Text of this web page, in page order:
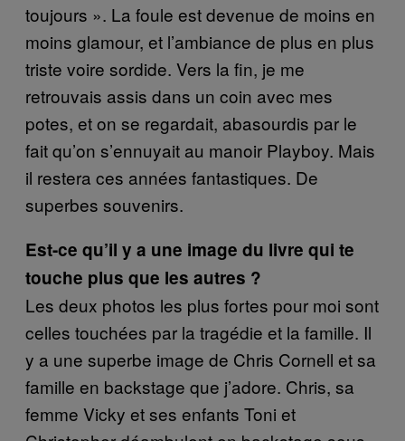
toujours ». La foule est devenue de moins en
moins glamour, et l’ambiance de plus en plus
triste voire sordide. Vers la fin, je me
retrouvais assis dans un coin avec mes
potes, et on se regardait, abasourdis par le
fait qu’on s’ennuyait au manoir Playboy. Mais
il restera ces années fantastiques. De
superbes souvenirs.
Est-ce qu’il y a une image du livre qui te
touche plus que les autres ?
Les deux photos les plus fortes pour moi sont
celles touchées par la tragédie et la famille. Il
y a une superbe image de Chris Cornell et sa
famille en backstage que j’adore. Chris, sa
femme Vicky et ses enfants Toni et